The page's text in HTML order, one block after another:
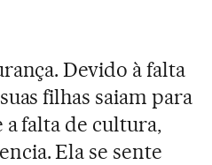
Devido à falta
filhas saiam para
a falta de cultura,
Ela se sente